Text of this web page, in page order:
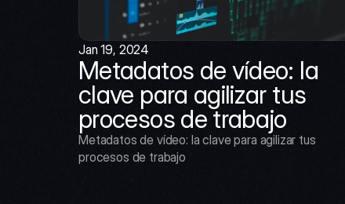
Jan 19, 2024
Metadatos de vídeo: la
clave para agilizar tus
procesos de trabajo
Metadatos de vídeo: la clave para agilizar tus
procesos de trabajo